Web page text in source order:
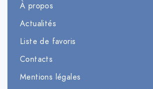
À propos
Actualités
Liste de favoris
Contacts
Mentions légales